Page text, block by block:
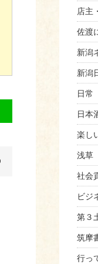
店主
佐渡
新潟
新潟
日常
日本
楽し
浅草
社会
ビジ
第３
筑摩
行っ